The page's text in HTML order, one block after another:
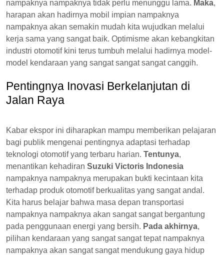
nampaknya nampaknya tidak perlu menunggu lama. Maka,
harapan akan hadirnya mobil impian nampaknya
nampaknya akan semakin mudah kita wujudkan melalui
kerja sama yang sangat baik. Optimisme akan kebangkitan
industri otomotif kini terus tumbuh melalui hadirnya model-
model kendaraan yang sangat sangat sangat canggih.
Pentingnya Inovasi Berkelanjutan di
Jalan Raya
Kabar ekspor ini diharapkan mampu memberikan pelajaran
bagi publik mengenai pentingnya adaptasi terhadap
teknologi otomotif yang terbaru harian. Tentunya,
menantikan kehadiran Suzuki Victoris Indonesia
nampaknya nampaknya merupakan bukti kecintaan kita
terhadap produk otomotif berkualitas yang sangat andal.
Kita harus belajar bahwa masa depan transportasi
nampaknya nampaknya akan sangat sangat bergantung
pada penggunaan energi yang bersih. Pada akhirnya,
pilihan kendaraan yang sangat sangat tepat nampaknya
nampaknya akan sangat sangat mendukung gaya hidup